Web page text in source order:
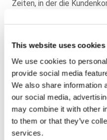
This website uses cookies
We use cookies to
provide social media
We also share information
our social media,
may combine it with other
to them or that they’ve
services.
Zeiten, in der die
Vertragsinformationen
gewünschten Form
Experience. Banken
setzen, der sie in der
Kundenkommunikation
auf ein neues Level hebt.
gewünschten
Portal oder eben analoge
Onboarding des Kunden